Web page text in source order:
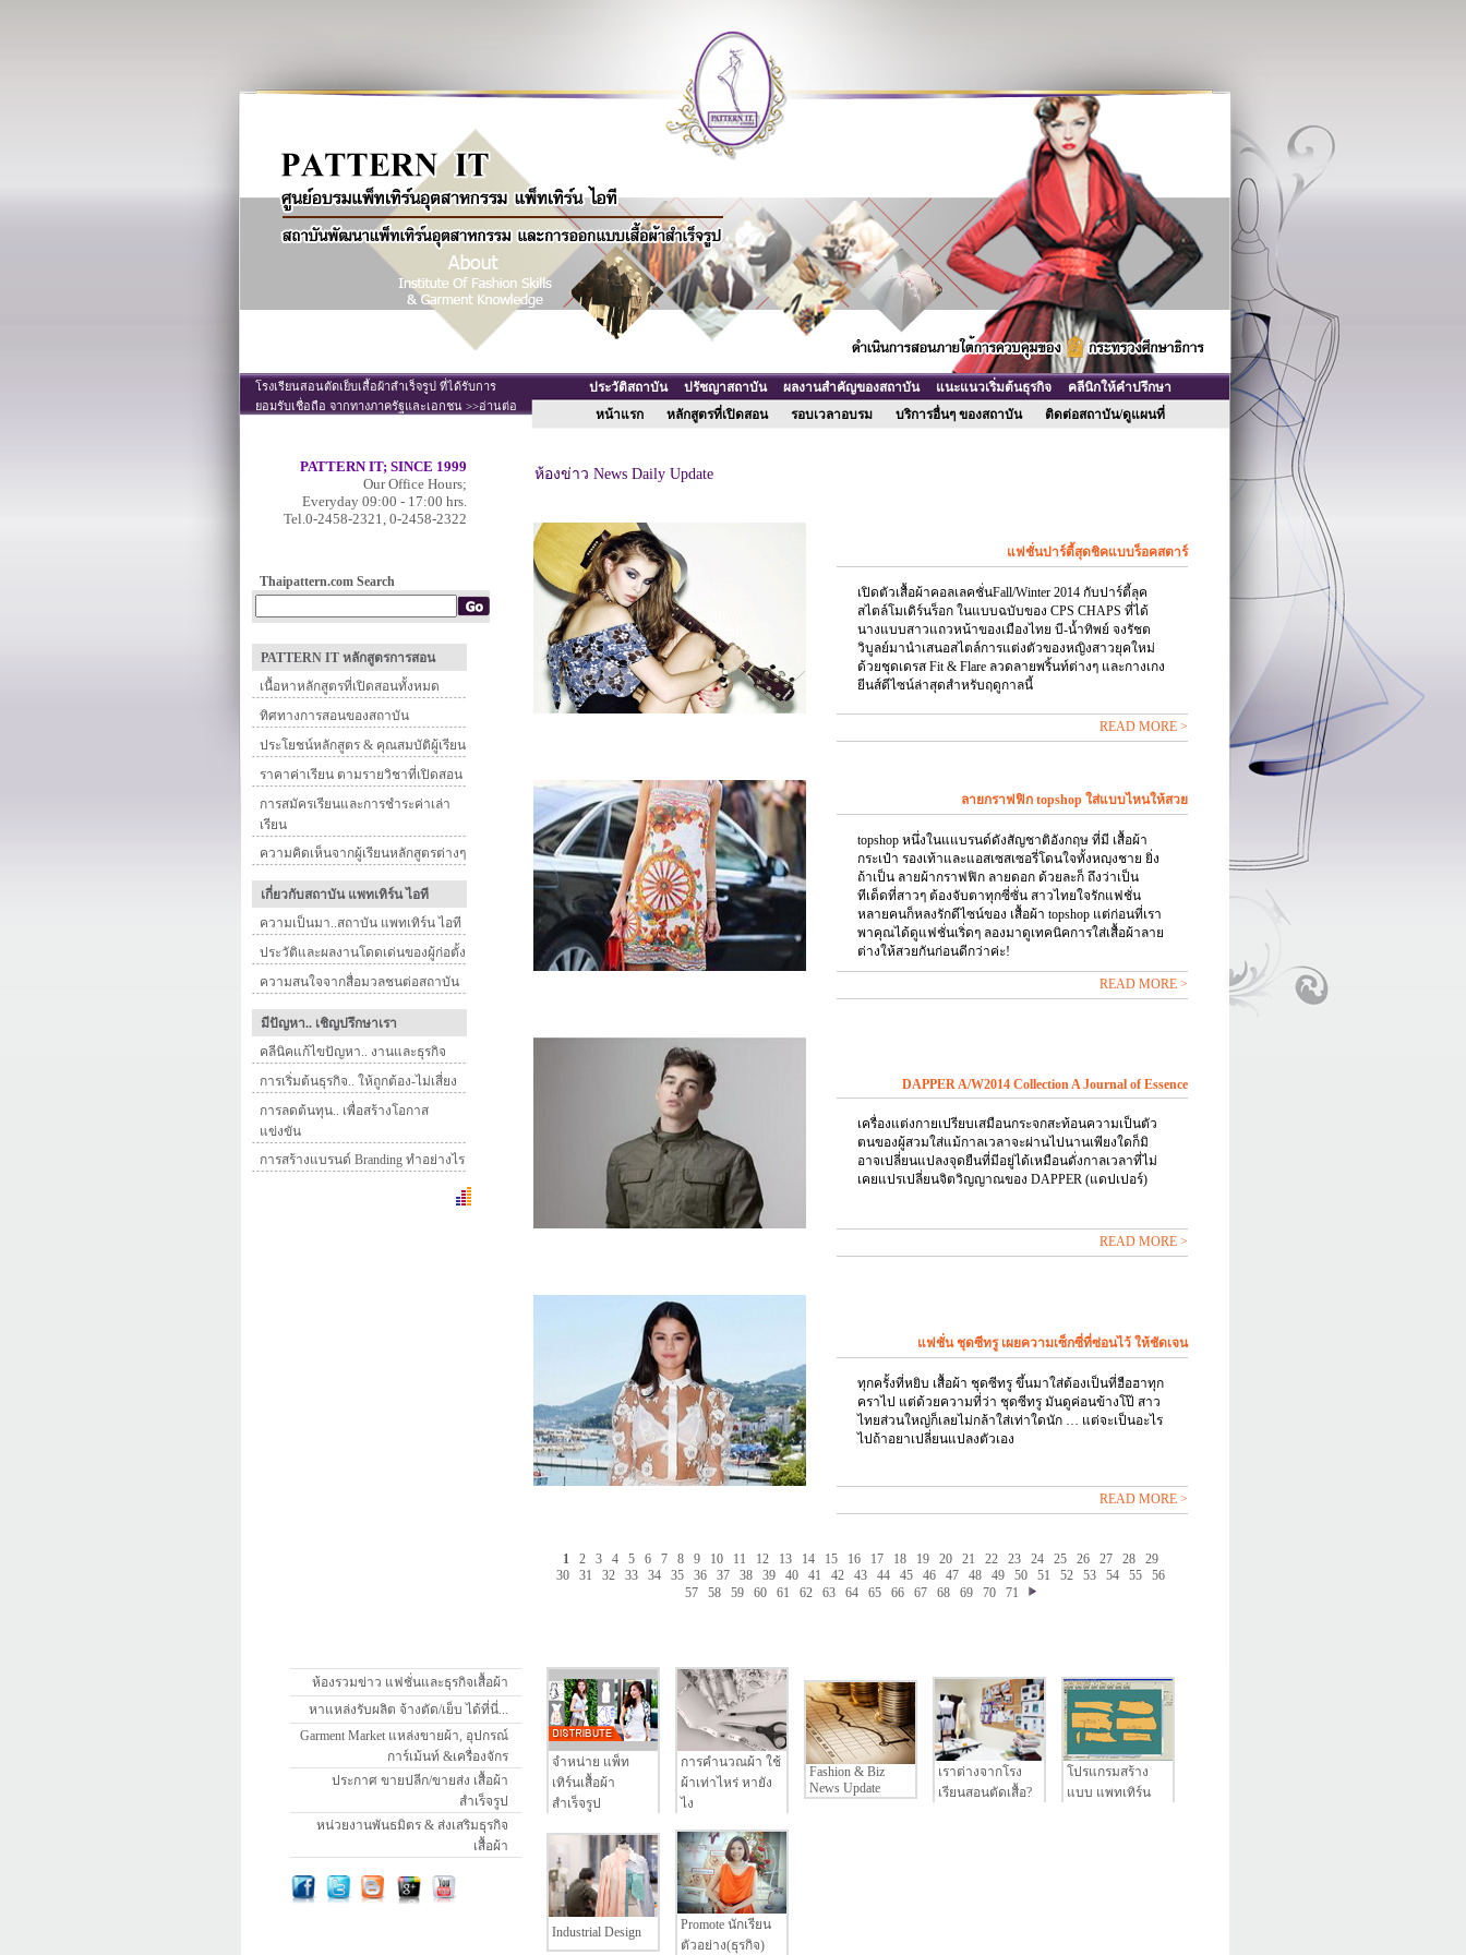
โรงเรียนสอนตัดเย็บเสื้อผ้าสำเร็จรูป ที่ได้รับการ
ยอมรับเชื่อถือ จากทางภาครัฐและเอกชน >>อ่านต่อ
ประวัติสถาบัน ปรัชญาสถาบัน ผลงานสำคัญของสถาบัน แนะแนวเริ่มต้นธุรกิจ
คลีนิกให้คำปรึกษา
หน้าแรก
หลักสูตรที่เปิดสอน รอบเวลาอบรม บริการอื่นๆ ของสถาบัน ติดต่อสถาบัน/ดูแผนที่
PATTERN IT; SINCE 1999
Our Office Hours;
Everyday 09:00 - 17:00 hrs.
Tel.0-2458-2321, 0-2458-2322
Thaipattern.com Search
PATTERN IT หลักสูตรการสอน
เนื้อหาหลักสูตรที่เปิดสอนทั้งหมด
ทิศทางการสอนของสถาบัน
ประโยชน์หลักสูตร & คุณสมบัติผู้เรียน
ราคาค่าเรียน ตามรายวิชาที่เปิดสอน
การสมัครเรียนและการชำระค่าเล่า
เรียน
ความคิดเห็นจากผู้เรียนหลักสูตรต่างๆ
เกี่ยวกับสถาบัน แพทเทิร์น ไอที
ความเป็นมา..สถาบัน แพทเทิร์น ไอที
ประวัติและผลงานโดดเด่นของผู้ก่อตั้ง
ความสนใจจากสื่อมวลชนต่อสถาบัน
มีปัญหา.. เชิญปรึกษาเรา
คลีนิคแก้ไขปัญหา.. งานและธุรกิจ
การเริ่มต้นธุรกิจ.. ให้ถูกต้อง-ไม่เสี่ยง
การลดต้นทุน.. เพื่อสร้างโอกาส
แข่งขัน
การสร้างแบรนด์ Branding ทำอย่างไร
ห้องข่าว News Daily Update
แฟชั่นปาร์ตี้สุดชิคแบบร็อคสตาร์
เปิดตัวเสื้อผ้าคอลเลคชั่นFall/Winter 2014 กับปาร์ตี้ลุค
สไตล์โมเดิร์นร็อก ในแบบฉบับของ CPS CHAPS ที่ได้
นางแบบสาวแถวหน้าของเมืองไทย บี-น้ำทิพย์ จงรัชต
วิบูลย์มานำเสนอสไตล์การแต่งตัวของหญิงสาวยุคใหม่
ด้วยชุดเดรส Fit & Flare ลวดลายพริ้นท์ต่างๆ และกางเกง
ยีนส์ดีไซน์ล่าสุดสำหรับฤดูกาลนี้
READ MORE >
ลายกราฟฟิก topshop ใส่แบบไหนให้สวย
topshop หนึ่งในแแบรนด์ดังสัญชาติอังกฤษ ที่มี เสื้อผ้า
กระเป๋า รองเท้าและแอสเซสเซอรี่โดนใจทั้งหญฺงชาย ยิ่ง
ถ้าเป็น ลายผ้ากราฟฟิก ลายดอก ด้วยละก็ ถึงว่าเป็น
ทีเด็ดที่สาวๆ ต้องจับตาทุกซี่ซั่น สาวไทยใจรักแฟชั่น
หลายคนก็หลงรักดีไซน์ของ เสื้อผ้า topshop แต่ก่อนที่เรา
พาคุณได้ดูแฟชั่นเริ่ดๆ ลองมาดูเทคนิคการใส่เสื้อผ้าลาย
ต่างให้สวยกันก่อนดีกว่าค่ะ!
READ MORE >
DAPPER A/W2014 Collection A Journal of Essence
เครื่องแต่งกายเปรียบเสมือนกระจกสะท้อนความเป็นตัว
ตนของผู้สวมใส่แม้กาลเวลาจะผ่านไปนานเพียงใดก็มิ
อาจเปลี่ยนแปลงจุดยืนที่มีอยู่ได้เหมือนดั่งกาลเวลาที่ไม่
เคยแปรเปลี่ยนจิตวิญญาณของ DAPPER (แดปเปอร์)
READ MORE >
แฟชั่น ชุดซีทรู เผยความเซ็กซี่ที่ซ่อนไว้ ให้ชัดเจน
ทุกครั้งที่หยิบ เสื้อผ้า ชุดซีทรู ขึ้นมาใส่ต้องเป็นที่ฮือฮาทุก
คราไป แต่ด้วยความที่ว่า ชุดซีทรู มันดูค่อนข้างโป๊ สาว
ไทยส่วนใหญ่ก็เลยไม่กล้าใส่เท่าใดนัก … แต่จะเป็นอะไร
ไปถ้าอยาเปลี่ยนแปลงตัวเอง
READ MORE >
1 2 3 4 5 6 7 8 9 10 11 12 13 14 15 16 17 18 19 20 21 22 23 24 25 26 27 28
29
30
31 32 33 34 35 36 37 38 39 40 41 42 43 44 45 46 47 48 49 50 51 52 53 54 55
56
57
58 59 60 61 62 63 64 65 66 67 68 69 70 71
ห้องรวมข่าว แฟชั่นและธุรกิจเสื้อผ้า
หาแหล่งรับผลิต จ้างตัด/เย็บ ได้ที่นี่...
Garment Market แหล่งขายผ้า, อุปกรณ์
การ์เม้นท์ &เครื่องจักร
ประกาศ ขายปลีก/ขายส่ง เสื้อผ้า
สำเร็จรูป
หน่วยงานพันธมิตร & ส่งเสริมธุรกิจ
เสื้อผ้า
จำหน่าย แพ็ท
เทิร์นเสื้อผ้า
สำเร็จรูป
การคำนวณผ้า ใช้
ผ้าเท่าไหร่ หายัง
ไง
Fashion & Biz
News Update
เราต่างจากโรง
เรียนสอนตัดเสื้อ?
โปรแกรมสร้าง
แบบ แพทเทิร์น
Industrial Design
Promote นักเรียน
ตัวอย่าง(ธุรกิจ)